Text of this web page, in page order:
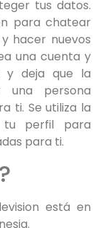
tus datos.
para chatear
hacer nuevos
una cuenta y
y deja que la
una persona
ti. Se utiliza la
tu perfil para
para ti.
está en